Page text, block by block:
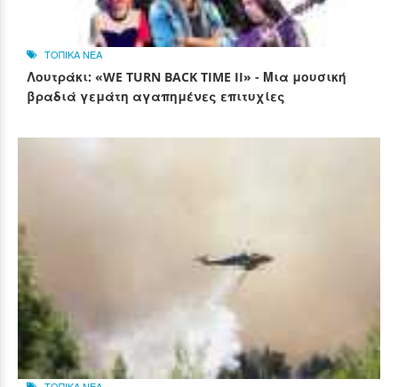
ΤΟΠΙΚΑ ΝΕΑ
Λουτράκι: «WE TURN BACK TIME II» - Μια μουσική
βραδιά γεμάτη αγαπημένες επιτυχίες